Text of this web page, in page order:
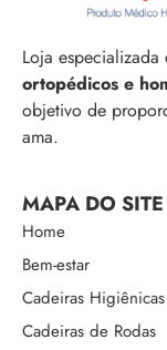
Loja especializada
ortopédicos e
objetivo de
ama.
MAPA DO SITE
Home
Bem-estar
Cadeiras Higiênicas
Cadeiras de Rodas